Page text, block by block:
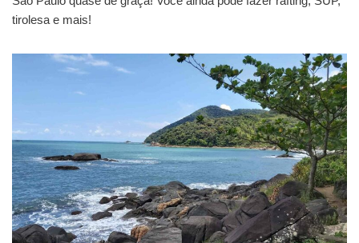
tirolesa e mais!